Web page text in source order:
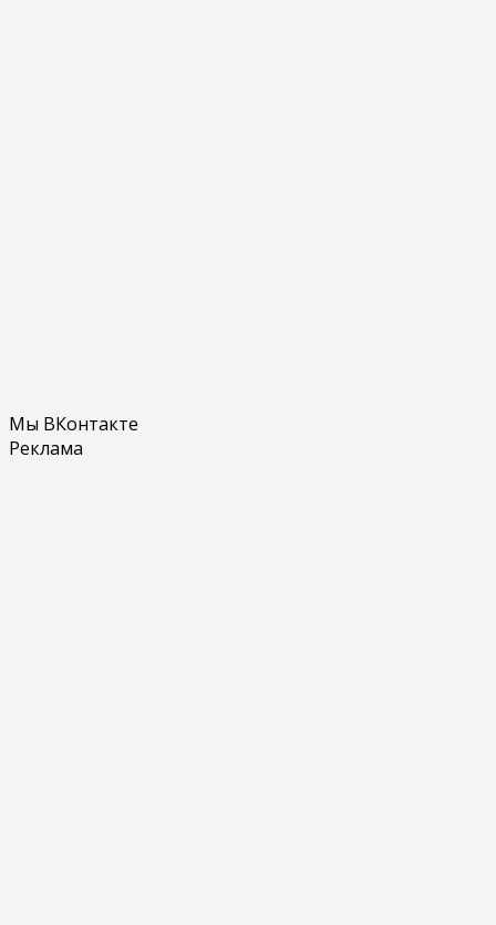
Мы ВКонтакте
Реклама